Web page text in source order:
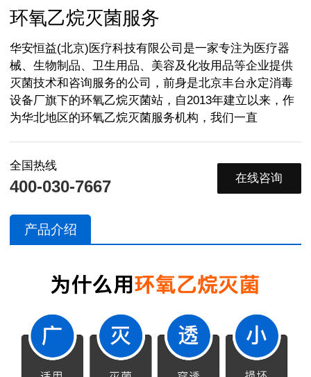
环氧乙烷灭菌服务
华安恒益(北京)医疗科技有限公司是一家专注为医疗器
械、生物制品、卫生用品、美容及化妆用品等企业提供
灭菌技术和咨询服务的公司，前身是北京丰台永定消毒
设备厂旗下的环氧乙烷灭菌站，自2013年建立以来，作
为华北地区的环氧乙烷灭菌服务机构，我们一直
全国热线
400-030-7667 在线咨询
产品介绍